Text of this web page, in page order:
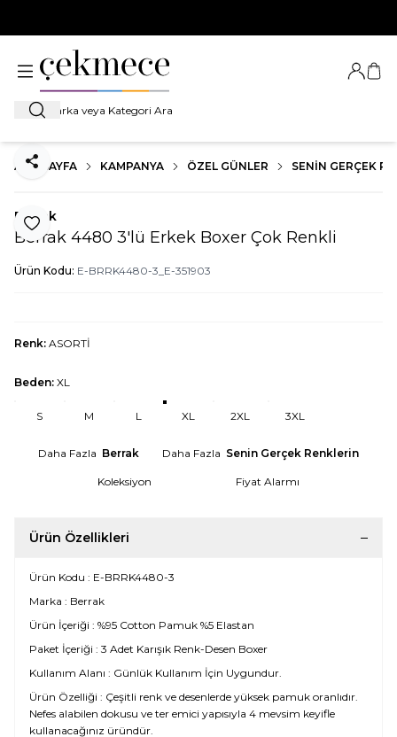
Ara
Giriş
ANA SAYFA KAMPANYA ÖZEL GÜNLER SENIN GERÇEK
Favoriye Ekle
Paylaş
Berrak
Berrak 4480 3'lü Erkek Boxer Çok Renkli
Ürün Kodu: E-BRRK4480-3_E-351903
Renk: ASORTİ
Beden: XL
S M L XL 2XL 3XL
Daha Fazla Berrak Daha Fazla Senin Gerçek Renklerin
Koleksiyon Fiyat Alarmı
Ürün Özellikleri
Ürün Kodu : E-BRRK4480-3
Marka : Berrak
Ürün İçeriği : %95 Cotton Pamuk %5 Elastan
Paket İçeriği : 3 Adet Karışık Renk-Desen Boxer
Kullanım Alanı : Günlük Kullanım İçin Uygundur.
Ürün Özelliği : Çeşitli renk ve desenlerde yüksek pamuk oranlıdır.
Nefes alabilen dokusu ve ter emici yapısıyla 4 mevsim keyifle
kullanacağınız üründür.